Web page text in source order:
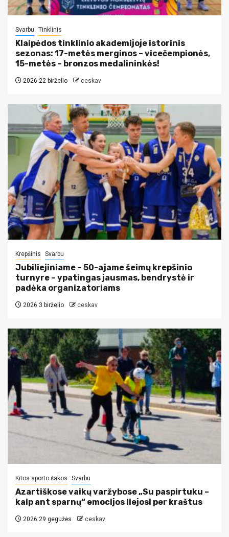
Svarbu Tinklinis
Klaipėdos tinklinio akademijoje istorinis
sezonas: 17-metės merginos – vicečempionės,
15-metės – bronzos medalininkės!
2026 22 birželio ceskav
Krepšinis Svarbu
Jubiliejiniame – 50-ajame šeimų krepšinio
turnyre – ypatingas jausmas, bendrystė ir
padėka organizatoriams
2026 3 birželio ceskav
Kitos sporto šakos Svarbu
Azartiškose vaikų varžybose „Su paspirtuku –
kaip ant sparnų“ emocijos liejosi per kraštus
2026 29 gegužės ceskav